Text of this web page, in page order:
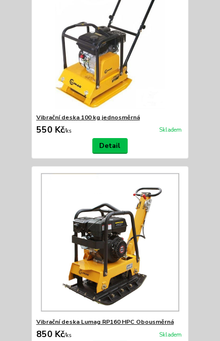
Vibrační deska 100 kg jednosměrná
550 Kč/ks Skladem
Detail
Vibrační deska Lumag RP160 HPC Obousměrná
850 Kč/ks Skladem